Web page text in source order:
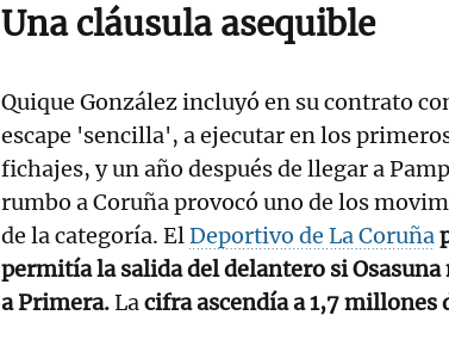
Una cláusula asequible
Quique González incluyó en su contrato
escape 'sencilla', a ejecutar en los
fichajes, y un año después de llegar a
rumbo a Coruña provocó uno de los
de la categoría. ElDeportivo de La Coruña
permitía la salida del delantero si Osasuna
a Primera.Lacifra ascendía a 1,7 millones